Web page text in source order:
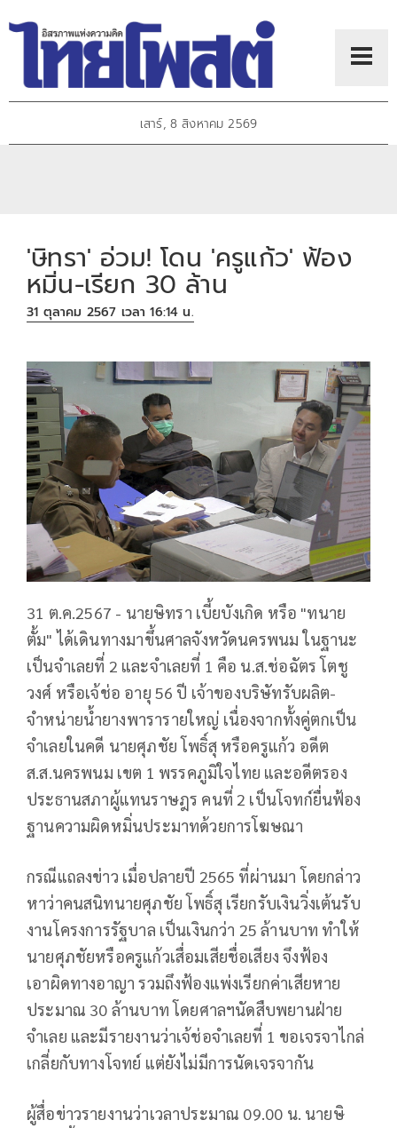
เสาร์, 8 สิงหาคม 2569
'ษิทรา' อ่วม! โดน 'ครูแก้ว' ฟ้อง
หมิ่น-เรียก 30 ล้าน
31 ตุลาคม 2567 เวลา 16:14 น.
31 ต.ค.2567 - นายษิทรา เบี้ยบังเกิด หรือ "ทนาย
ตั้ม" ได้เดินทางมาขึ้นศาลจังหวัดนครพนม ในฐานะ
เป็นจำเลยที่ 2 และจำเลยที่ 1 คือ น.ส.ช่อฉัตร โตชู
วงศ์ หรือเจ้ช่อ อายุ 56 ปี เจ้าของบริษัทรับผลิต-
จำหน่ายน้ำยางพารารายใหญ่ เนื่องจากทั้งคู่ตกเป็น
จำเลยในคดี นายศุภชัย โพธิ์สุ หรือครูแก้ว อดีต
ส.ส.นครพนม เขต 1 พรรคภูมิใจไทย และอดีตรอง
ประธานสภาผู้แทนราษฎร คนที่ 2 เป็นโจทก์ยื่นฟ้อง
ฐานความผิดหมิ่นประมาทด้วยการโฆษณา
กรณีแถลงข่าว เมื่อปลายปี 2565 ที่ผ่านมา โดยกล่าว
หาว่าคนสนิทนายศุภชัย โพธิ์สุ เรียกรับเงินวิ่งเต้นรับ
งานโครงการรัฐบาล เป็นเงินกว่า 25 ล้านบาท ทำให้
นายศุภชัยหรือครูแก้วเสื่อมเสียชื่อเสียง จึงฟ้อง
เอาผิดทางอาญา รวมถึงฟ้องแพ่งเรียกค่าเสียหาย
ประมาณ 30 ล้านบาท โดยศาลฯนัดสืบพยานฝ่าย
จำเลย และมีรายงานว่าเจ้ช่อจำเลยที่ 1 ขอเจรจาไกล่
เกลี่ยกับทางโจทย์ แต่ยังไม่มีการนัดเจรจากัน
ผู้สื่อข่าวรายงานว่าเวลาประมาณ 09.00 น. นายษิ